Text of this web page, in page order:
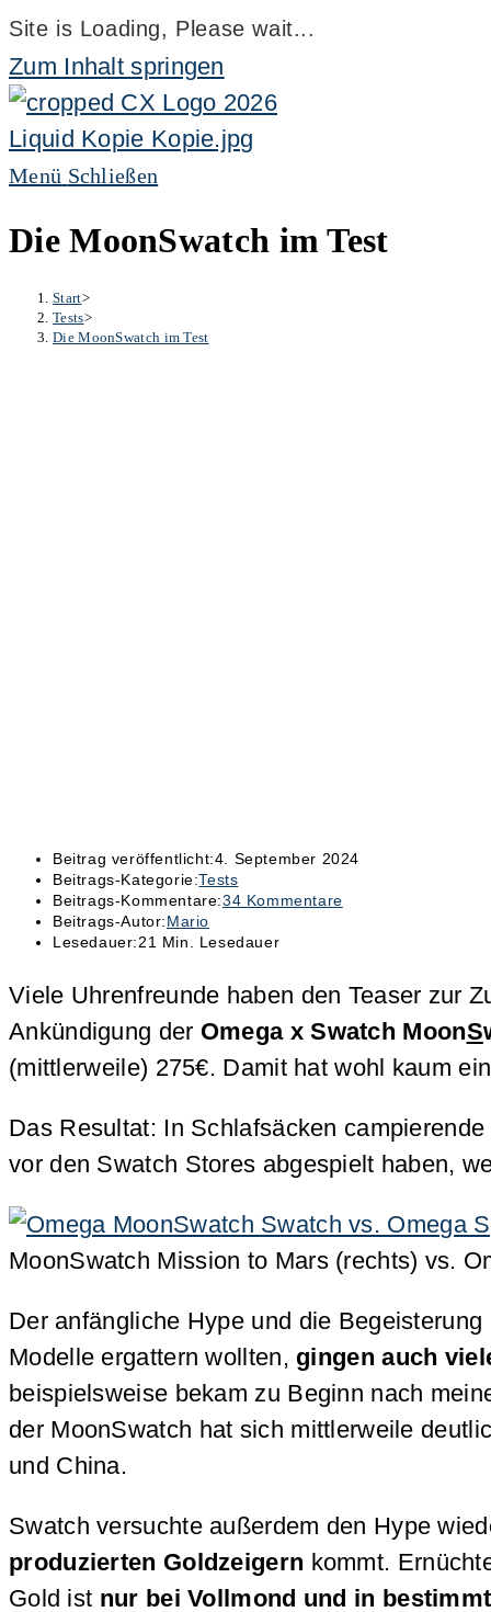
Site is Loading, Please wait...
Zum Inhalt springen
Menü Schließen
Die MoonSwatch im Test
Start>
Tests>
Die MoonSwatch im Test
Beitrag veröffentlicht:4. September 2024
Beitrags-Kategorie:Tests
Beitrags-Kommentare:34 Kommentare
Beitrags-Autor:Mario
Lesedauer:21 Min. Lesedauer
Viele Uhrenfreunde haben den Teaser zur
Ankündigung der Omega x Swatch MoonS
(mittlerweile) 275€. Damit hat wohl kaum
Das Resultat: In Schlafsäcken
vor den Swatch Stores abgespielt haben,
MoonSwatch Mission to Mars (rechts) vs.
Der anfängliche Hype und die
Modelle ergattern wollten, gingen auch
beispielsweise bekam zu Beginn nach
der MoonSwatch hat sich mittlerweile
und China.
Swatch versuchte außerdem den Hype
produzierten Goldzeigern kommt.
Gold ist nur bei Vollmond und in